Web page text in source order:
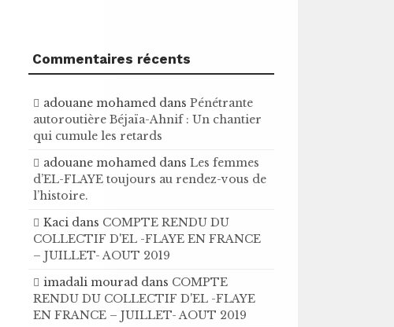
Commentaires récents
adouane mohamed dansPénétrante
autoroutière Béjaïa-Ahnif : Un chantier
qui cumule les retards
adouane mohamed dansLes femmes
d’EL-FLAYE toujours au rendez-vous de
l’histoire .
Kaci dans COMPTE RENDU DU
COLLECTIF D'EL -FLAYE EN FRANCE
– JUILLET- AOUT 2019
imadali mourad dans COMPTE
RENDU DU COLLECTIF D'EL -FLAYE
EN FRANCE – JUILLET- AOUT 2019